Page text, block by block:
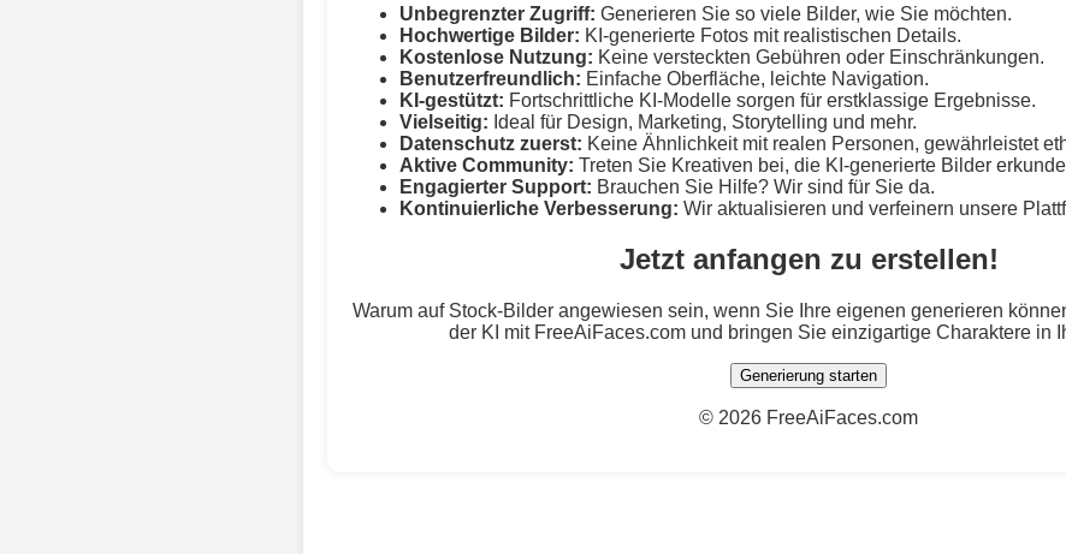
Unbegrenzter Zugriff: Generieren Sie so viele Bilder, wie Sie möchten.
Hochwertige Bilder: KI-generierte Fotos mit realistischen Details.
Kostenlose Nutzung: Keine versteckten Gebühren oder Einschränkungen.
Benutzerfreundlich: Einfache Oberfläche, leichte Navigation.
KI-gestützt: Fortschrittliche KI-Modelle sorgen für erstklassige Ergebnisse.
Vielseitig: Ideal für Design, Marketing, Storytelling und mehr.
Datenschutz zuerst: Keine Ähnlichkeit mit realen Personen, gewährleistet
Aktive Community: Treten Sie Kreativen bei, die KI-generierte Bilder
Engagierter Support: Brauchen Sie Hilfe? Wir sind für Sie da.
Kontinuierliche Verbesserung: Wir aktualisieren und verfeinern unsere
Jetzt anfangen zu erstellen!
Warum auf Stock-Bilder angewiesen sein, wenn Sie Ihre eigenen generieren
der KI mit FreeAiFaces.com und bringen Sie einzigartige Charaktere in
Generierung starten
© 2026 FreeAiFaces.com